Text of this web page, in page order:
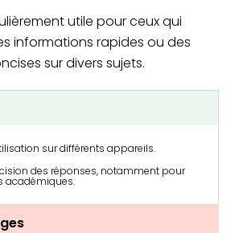
utile pour ceux qui
informations rapides ou des
sur divers sujets.
sur différents appareils.
des réponses, notamment pour
académiques.